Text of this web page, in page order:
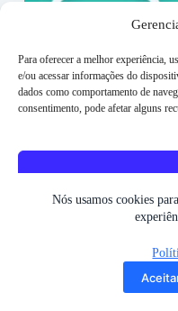
Para oferecer a melhor experiência,
e/ou acessar informações do
dados como comportamento de
consentimento, pode afetar alguns
Ver
Política de
Nós usamos cookies
Kubernetes JSON: